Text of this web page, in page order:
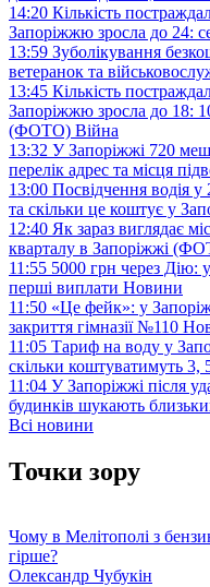
14:20 Кількість
Запоріжжю зросла до 24:
13:59 Зуболікування
ветеранок та
13:45 Кількість
Запоріжжю зросла до 18:
(ФОТО) Війна
13:32 У Запоріжжі 720
перелік адрес та місця
13:00 Посвідчення водія у
та скільки це коштує у
12:40 Як зараз виглядає
кварталу в Запоріжжі
11:55 5000 грн через Дію:
перші виплати Новини
11:50 «Це фейк»: у
закриття гімназії №110
11:05 Тариф на воду у
скільки коштуватимуть 3,
11:04 У Запоріжжі після
будинків шукають
Всі новини
Точки зору
Чому в Мелітополі з
гірше?
Олександр Чубукін